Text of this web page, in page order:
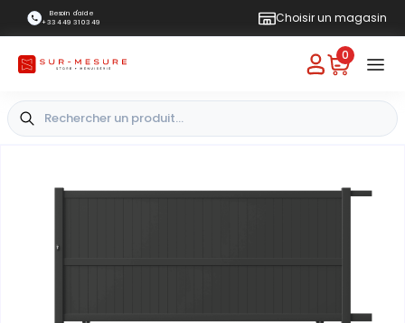
Besoin d'aide
+33 4 49 31 03 49
Choisir un magasin
0